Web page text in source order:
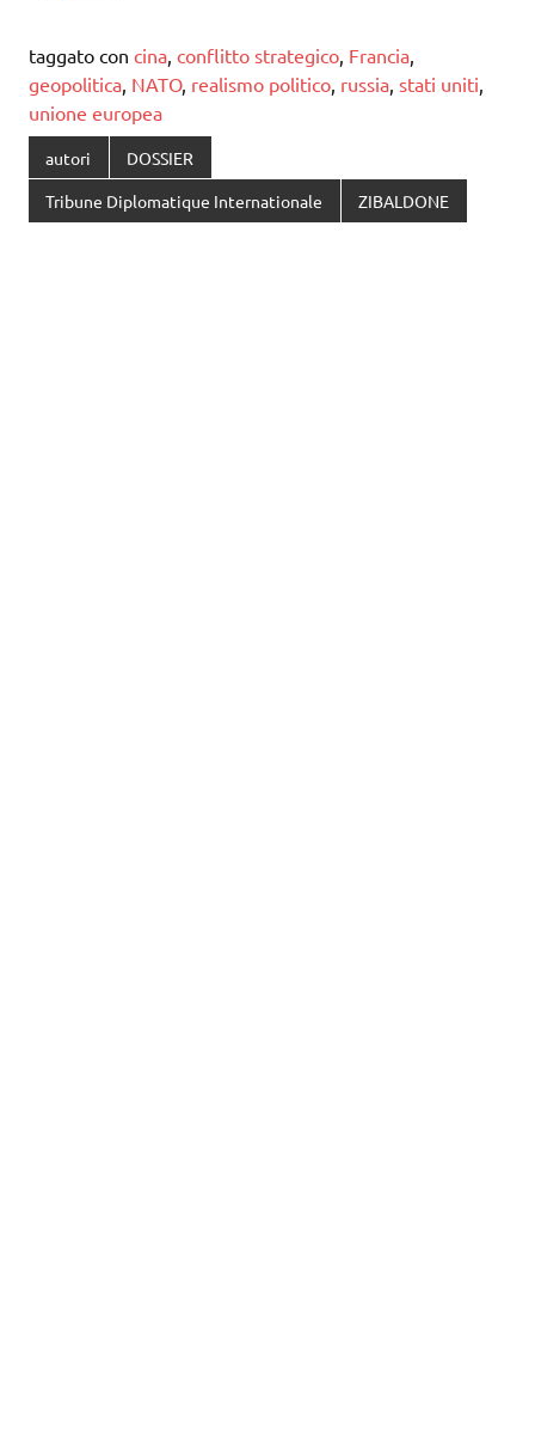
taggato con cina conflitto strategico Francia
geopolitica NATO, realismo politico russia stati uniti
unione europea
autori DOSSIER
Tribune Diplomatique Internationale ZIBALDONE